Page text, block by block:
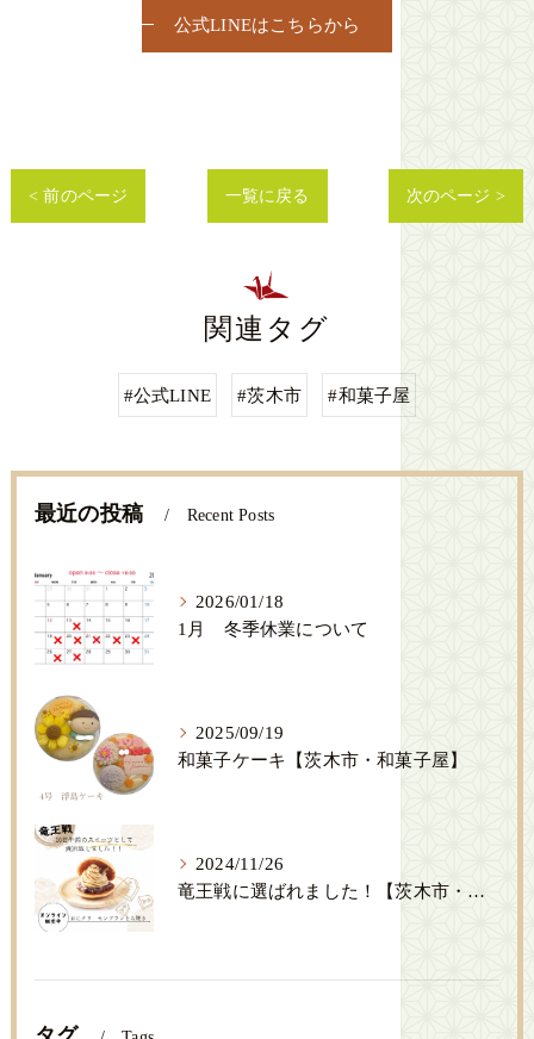
公式LINEはこちらから
< 前のページ 一覧に戻る 次のページ >
関連タグ
#公式LINE #茨木市 #和菓子屋
最近の投稿 Recent Posts
2026/01/18
1月 冬季休業について
2025/09/19
和菓子ケーキ【茨木市・和菓子屋】
2024/11/26
竜王戦に選ばれました！【茨木市・創作和菓子SENSE】